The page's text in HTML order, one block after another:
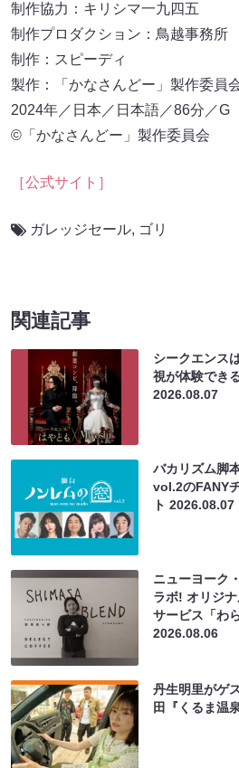
制作協力：キリシマ一九四五
制作プロダクション：鳥越事務所
制作：スピーディ
製作：「かなさんどー」製作委員
2024年／日本／日本語／86分／G
©︎「かなさんどー」製作委員会
［公式サイト］
ガレッジセール, ゴリ
関連記事
シークエンス
視が体験でき
2026.08.07
バカリズム脚
vol.2のFANY
ト2026.08.07
ニューヨーク
ラボ! オリジ
サービス「わ
2026.08.06
丹生明里がゲ
田『くるま温